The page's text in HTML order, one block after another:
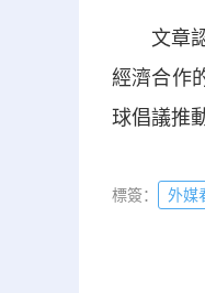
文章認
經濟合作
球倡議推
標簽： 外媒